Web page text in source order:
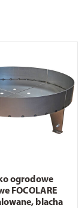
ogrodowe
FOCOLARE
blacha